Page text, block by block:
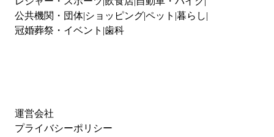
公共機関・団体 ショッピングペット 暮らし
冠婚葬祭・イベント 歯科
運営会社
プライバシーポリシー